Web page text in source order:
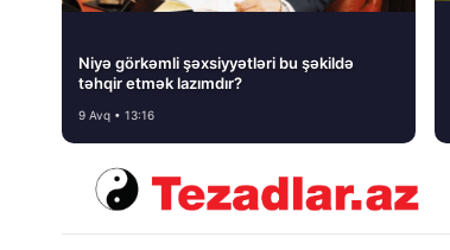
Niyə görkəmli şəxsiyyətləri bu şəkildə
təhqir etmək lazımdır?
9 Avq • 13:16